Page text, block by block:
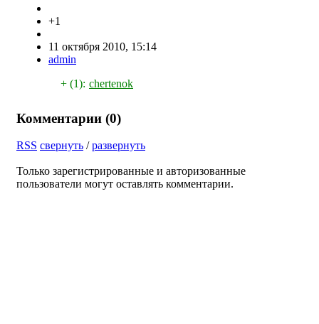
+1
11 октября 2010, 15:14
admin
+ (1): chertenok
Комментарии (0)
RSS свернуть /развернуть
Только зарегистрированные и авторизованные
пользователи могут оставлять комментарии.